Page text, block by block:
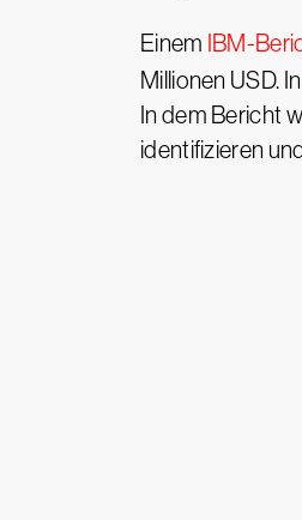
Einem IBM-
Millionen USD.
In dem Bericht
identifizieren